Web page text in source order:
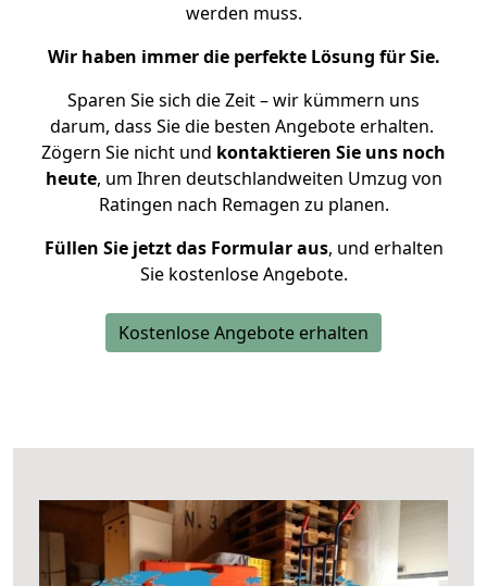
werden muss.
Wir haben immer die perfekte Lösung für Sie.
Sparen Sie sich die Zeit – wir kümmern uns
darum, dass Sie die besten Angebote erhalten.
Zögern Sie nicht und kontaktieren Sie uns noch
heute, um Ihren deutschlandweiten Umzug von
Ratingen nach Remagen zu planen.
Füllen Sie jetzt das Formular aus, und erhalten
Sie kostenlose Angebote.
Kostenlose Angebote erhalten